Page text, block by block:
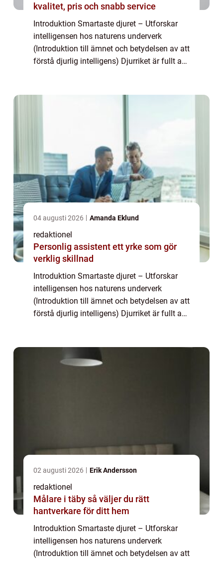
kvalitet, pris och snabb service
Introduktion Smartaste djuret – Utforskar
intelligensen hos naturens underverk
(Introduktion till ämnet och betydelsen av att
förstå djurlig intelligens) Djurriket är fullt av
04 augusti 2026 Amanda Eklund
redaktionel
Personlig assistent ett yrke som gör
verklig skillnad
Introduktion Smartaste djuret – Utforskar
intelligensen hos naturens underverk
(Introduktion till ämnet och betydelsen av att
förstå djurlig intelligens) Djurriket är fullt av
02 augusti 2026 Erik Andersson
redaktionel
Målare i täby så väljer du rätt
hantverkare för ditt hem
Introduktion Smartaste djuret – Utforskar
intelligensen hos naturens underverk
(Introduktion till ämnet och betydelsen av att